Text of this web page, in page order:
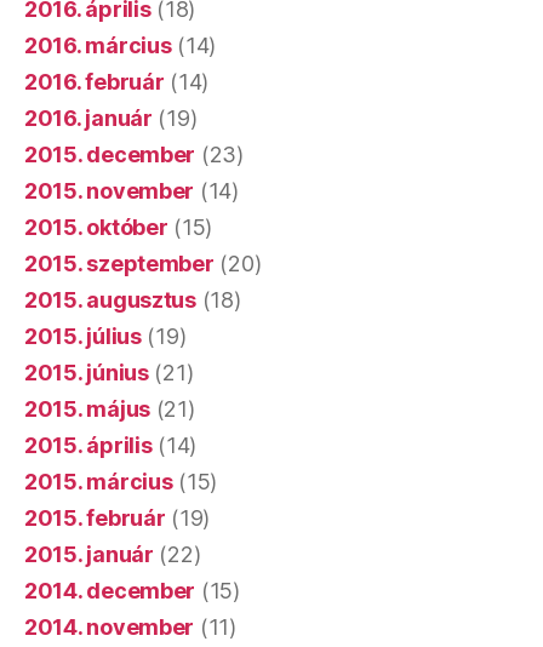
2016. április(18)
2016. március(14)
2016. február (14)
2016. január (19)
2015. december (23)
2015. november (14)
2015. október (15)
2015. szeptember (20)
2015. augusztus(18)
2015. július(19)
2015. június(21)
2015. május (21)
2015. április(14)
2015. március(15)
2015. február (19)
2015. január (22)
2014. december (15)
2014. november (11)